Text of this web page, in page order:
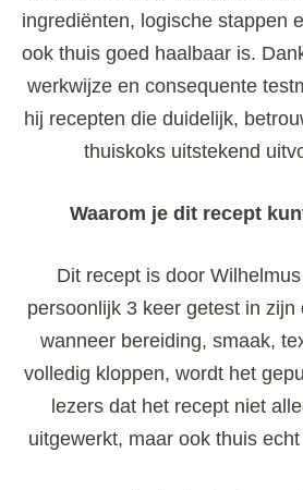
ingrediënten, logische stappen
ook thuis goed haalbaar is.
werkwijze en consequente
hij recepten die duidelijk,
thuiskoks uitstekend
Waarom je dit recept
Dit recept is door
persoonlijk 3 keer getest in zijn
wanneer bereiding, smaak,
volledig kloppen, wordt het
lezers dat het recept niet
uitgewerkt, maar ook thuis